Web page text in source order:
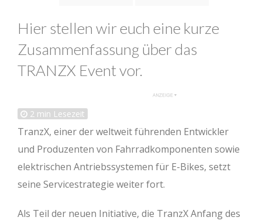
Hier stellen wir euch eine kurze
Zusammenfassung über das
TRANZX Event vor.
2 min Lesezeit
TranzX, einer der weltweit führenden Entwickler
und Produzenten von Fahrradkomponenten sowie
elektrischen Antriebssystemen für E-Bikes, setzt
seine Servicestrategie weiter fort.
Als Teil der neuen Initiative, die TranzX Anfang des